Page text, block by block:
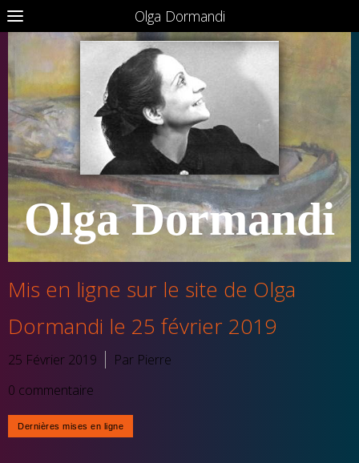
Olga Dormandi
Olga Dormandi
Mis en ligne sur le site de Olga
Dormandi le 25 février 2019
25 Février 2019
Par Pierre
0 commentaire